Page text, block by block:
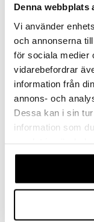
Denna webbplats
Vi använder
och annonserna
för sociala medier
vidarebefordrar
information från
annons- och
Dessa kan i sin
information som
våra cookies vid
LED Teleskop
Linse Mobil
VN LEK